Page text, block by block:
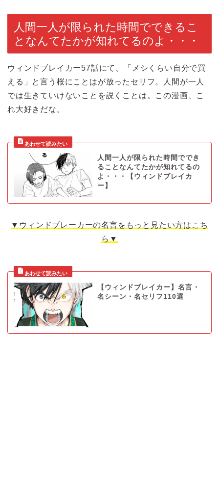
人間一人が限られた時間でできるこ
となんてたかが知れてるのよ・・・
ウィンドブレイカー57話にて、「メシくらい自分で買
える」と言う桜にことはが放ったセリフ。人間が一人
では生きていけないことを説くことは。この漫画、こ
れ大好きだな。
人間一人が限られた時間ででき
ることなんてたかが知れてるの
よ・・・【ウィンドブレイカ
ー】
▼ウィンドブレーカーの名言をもっと見たい方はこち
ら▼
【ウィンドブレイカー】名言・
名シーン・名セリフ110選